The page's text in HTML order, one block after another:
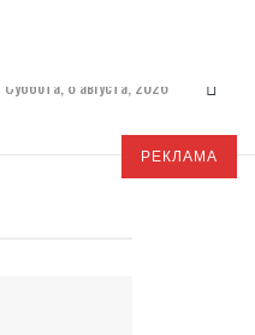
Суббота, 8 августа, 2026
РЕКЛАМА